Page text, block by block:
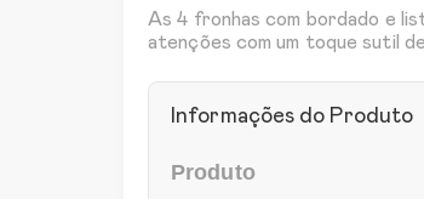
As 4 fronhas com bordado e
atenções com um toque sutil
Informações do Produto
Produto